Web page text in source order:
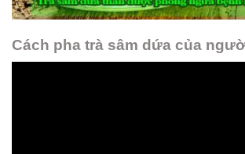
Cách pha trà sâm dứa của